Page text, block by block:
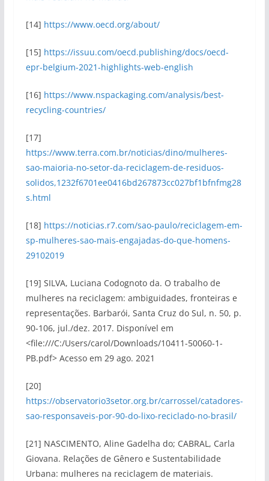
[14] https://www.oecd.org/about/
[15] https://issuu.com/oecd.publishing/docs/oecd-
epr-belgium-2021-highlights-web-english
[16] https://www.nspackaging.com/analysis/best-
recycling-countries/
[17]
https://www.terra.com.br/noticias/dino/mulheres-
sao-maioria-no-setor-da-reciclagem-de-residuos-
solidos,1232f6701ee0416bd267873cc027bf1bfnfmg28
s.html
[18] https://noticias.r7.com/sao-paulo/reciclagem-em-
sp-mulheres-sao-mais-engajadas-do-que-homens-
29102019
[19] SILVA, Luciana Codognoto da. O trabalho de
mulheres na reciclagem: ambiguidades, fronteiras e
representações. Barbarói, Santa Cruz do Sul, n. 50, p.
90-106, jul./dez. 2017. Disponível em
<file:///C:/Users/carol/Downloads/10411-50060-1-
PB.pdf> Acesso em 29 ago. 2021
[20]
https://observatorio3setor.org.br/carrossel/catadores-
sao-responsaveis-por-90-do-lixo-reciclado-no-brasil/
[21] NASCIMENTO, Aline Gadelha do; CABRAL, Carla
Giovana. Relações de Gênero e Sustentabilidade
Urbana: mulheres na reciclagem de materiais.